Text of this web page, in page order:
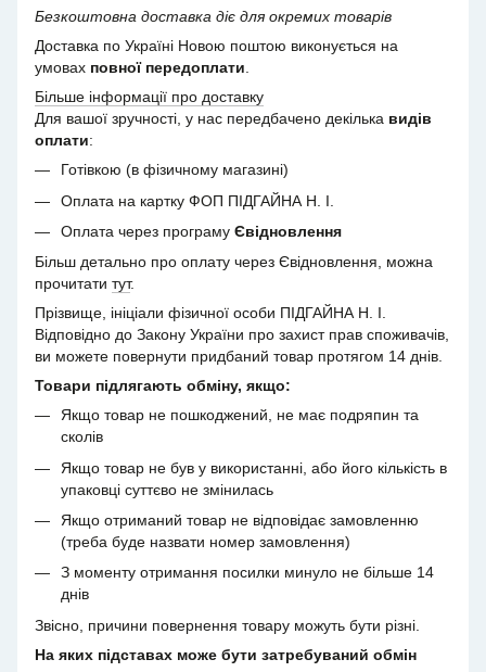
Безкоштовна доставка діє для окремих товарів
Доставка по Україні Новою поштою виконується на
умовах повної передоплати
Більше інформації про доставку
Для вашої зручності, у нас передбачено декілька видів
оплати:
Готівкою (в фізичному магазині)
Оплата на картку ФОП ПІДГАЙНА Н. І.
Оплата через програму Євідновлення
Більш детально про оплату через Євідновлення, можна
прочитати тут.
Прізвище, ініціали фізичної особи ПІДГАЙНА Н. І.
Відповідно до Закону України про захист прав споживачів,
ви можете повернути придбаний товар протягом 14 днів.
Товари підлягають обміну, якщо:
Якщо товар не пошкоджений, не має подряпин та
сколів
Якщо товар не був у використанні, або його кількість в
упаковці суттєво не змінилась
Якщо отриманий товар не відповідає замовленню
(треба буде назвати номер замовлення)
З моменту отримання посилки минуло не більше 14
днів
Звісно, причини повернення товару можуть бути різні.
На яких підставах може бути затребуваний обмін